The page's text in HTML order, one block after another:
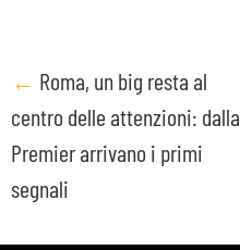
Post
navigation
← Roma, un big resta al
centro delle attenzioni: dalla
Premier arrivano i primi
segnali